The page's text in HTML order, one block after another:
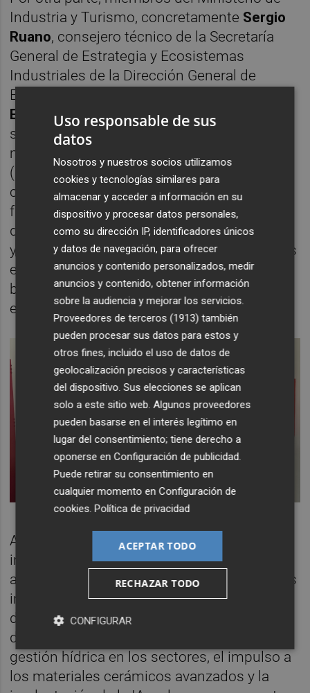
Industria y Turismo, concretamente Sergio
Ruano, consejero técnico de la Secretaría
General de Estrategia y Ecosistemas
Industriales de la Dirección General de
Estrategia Industrial y de la PYME, y
Escudero, subdirector adjunto de la misma,
se encuentran visitando los días 18 y 19 de
mayo el Instituto de Tecnología Cerámica
(ITC), para conocer las capacidades del
centro tecnológico castellonense y su labor
fundamental como agente transformador
del desarrollo tecnológico a través de la I+D
y la transferencia de tecnologías a empresas
en la industria cerámica de fabricación de
baldosas cerámicas ubicada en su mayoría
en Castellón y provincia.
Así, han conocido las estructuras de
investigación principales del centro,
alrededor de las cuales se ofrece apoyo a las
industrias para abordar los complejos
desafíos actuales, como son la
descarbonización, la economía circular, la
gestión hídrica en los sectores, el impulso a
los materiales cerámicos avanzados y la
Uso responsable de sus
datos
Nosotros y nuestros socios utilizamos
cookies y tecnologías similares para
almacenar y acceder a información en su
dispositivo y procesar datos personales,
como su dirección IP, identificadores únicos
y datos de navegación, para ofrecer
anuncios y contenido personalizados, medir
anuncios y contenido, obtener información
sobre la audiencia y mejorar los servicios.
Proveedores de terceros (1913) también
pueden procesar sus datos para estos y
otros fines, incluido el uso de datos de
geolocalización precisos y características
del dispositivo. Sus elecciones se aplican
solo a este sitio web. Algunos proveedores
pueden basarse en el interés legítimo en
lugar del consentimiento; tiene derecho a
oponerse enConfiguración de publicidad
Puede retirar su consentimiento en
cualquier momento enConfiguración de
cookies .Política de privacidad
ACEPTAR TODO
RECHAZAR TODO
CONFIGURAR